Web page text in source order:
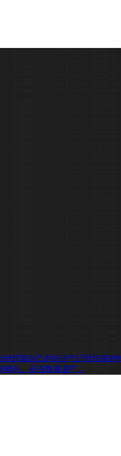
想着自己的好运气已经结束的
葬礼。还在数着遗产...